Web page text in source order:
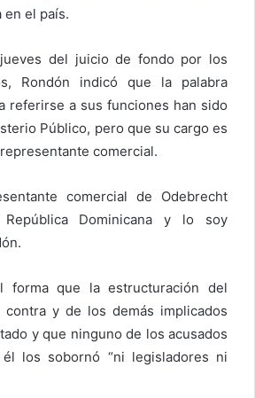
en el país.
del juicio de fondo por los
Rondón indicó que la palabra
referirse a sus funciones han sido
Público, pero que su cargo es
comercial.
comercial de Odebrecht
Dominicana y lo soy
forma que la estructuración del
y de los demás implicados
y que ninguno de los acusados
los sobornó “ni legisladores ni